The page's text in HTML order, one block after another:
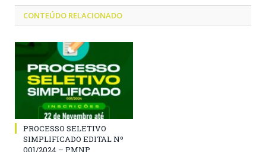
CONTEÚDO RELACIONADO
PROCESSO SELETIVO
SIMPLIFICADO EDITAL Nº
001/2024 – PMNP